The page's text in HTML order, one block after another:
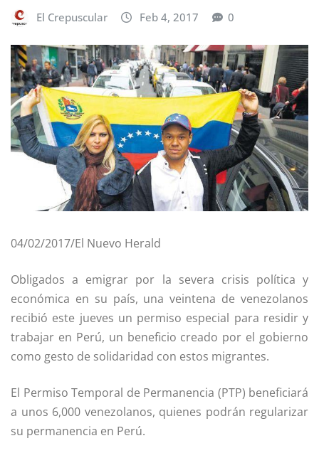
El Crepuscular Feb 4, 2017 0
04/02/2017/El Nuevo Herald
Obligados a emigrar por la severa crisis política y
económica en su país, una veintena de venezolanos
recibió este jueves un permiso especial para residir y
trabajar en Perú, un beneficio creado por el gobierno
como gesto de solidaridad con estos migrantes.
El Permiso Temporal de Permanencia (PTP) beneficiará
a unos 6,000 venezolanos, quienes podrán regularizar
su permanencia en Perú.